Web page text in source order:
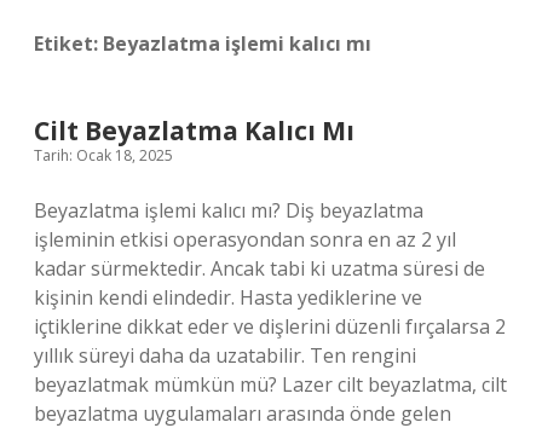
Etiket: Beyazlatma işlemi kalıcı mı
Cilt Beyazlatma Kalıcı Mı
Tarih: Ocak 18, 2025
Beyazlatma işlemi kalıcı mı? Diş beyazlatma
işleminin etkisi operasyondan sonra en az 2 yıl
kadar sürmektedir. Ancak tabi ki uzatma süresi de
kişinin kendi elindedir. Hasta yediklerine ve
içtiklerine dikkat eder ve dişlerini düzenli fırçalarsa 2
yıllık süreyi daha da uzatabilir. Ten rengini
beyazlatmak mümkün mü? Lazer cilt beyazlatma, cilt
beyazlatma uygulamaları arasında önde gelen